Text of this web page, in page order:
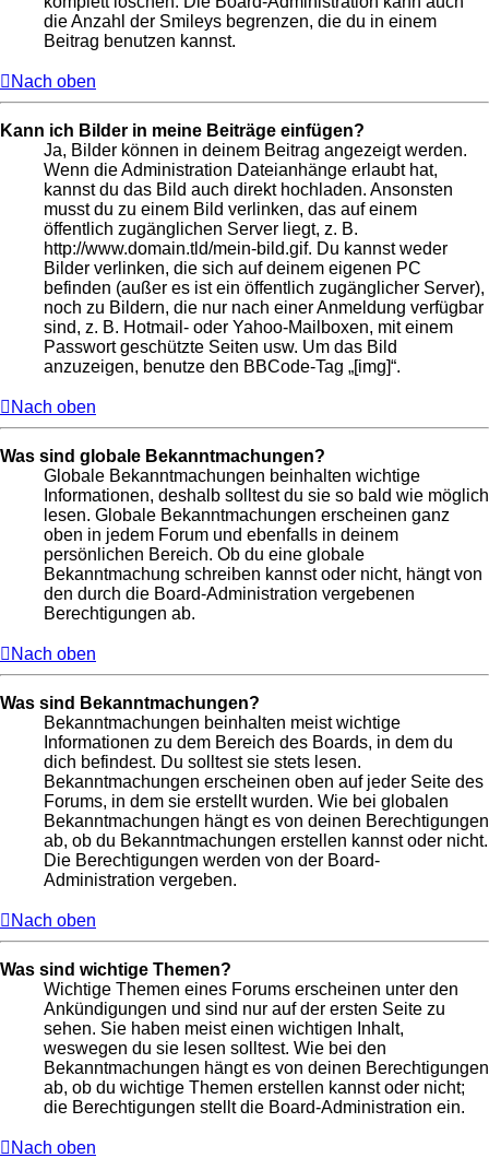
die Anzahl der Smileys begrenzen, die du in einem
Beitrag benutzen kannst.
Nach oben
Kann ich Bilder in meine Beiträge einfügen?
Ja, Bilder können in deinem Beitrag angezeigt werden.
Wenn die Administration Dateianhänge erlaubt hat,
kannst du das Bild auch direkt hochladen. Ansonsten
musst du zu einem Bild verlinken, das auf einem
öffentlich zugänglichen Server liegt, z. B.
http://www.domain.tld/mein-bild.gif. Du kannst weder
Bilder verlinken, die sich auf deinem eigenen PC
befinden (außer es ist ein öffentlich zugänglicher Server),
noch zu Bildern, die nur nach einer Anmeldung verfügbar
sind, z. B. Hotmail- oder Yahoo-Mailboxen, mit einem
Passwort geschützte Seiten usw. Um das Bild
anzuzeigen, benutze den BBCode-Tag „[img]“.
Nach oben
Was sind globale Bekanntmachungen?
Globale Bekanntmachungen beinhalten wichtige
Informationen, deshalb solltest du sie so bald wie möglich
lesen. Globale Bekanntmachungen erscheinen ganz
oben in jedem Forum und ebenfalls in deinem
persönlichen Bereich. Ob du eine globale
Bekanntmachung schreiben kannst oder nicht, hängt von
den durch die Board-Administration vergebenen
Berechtigungen ab.
Nach oben
Was sind Bekanntmachungen?
Bekanntmachungen beinhalten meist wichtige
Informationen zu dem Bereich des Boards, in dem du
dich befindest. Du solltest sie stets lesen.
Bekanntmachungen erscheinen oben auf jeder Seite des
Forums, in dem sie erstellt wurden. Wie bei globalen
Bekanntmachungen hängt es von deinen Berechtigungen
ab, ob du Bekanntmachungen erstellen kannst oder nicht.
Die Berechtigungen werden von der Board-
Administration vergeben.
Nach oben
Was sind wichtige Themen?
Wichtige Themen eines Forums erscheinen unter den
Ankündigungen und sind nur auf der ersten Seite zu
sehen. Sie haben meist einen wichtigen Inhalt,
weswegen du sie lesen solltest. Wie bei den
Bekanntmachungen hängt es von deinen Berechtigungen
ab, ob du wichtige Themen erstellen kannst oder nicht;
die Berechtigungen stellt die Board-Administration ein.
Nach oben